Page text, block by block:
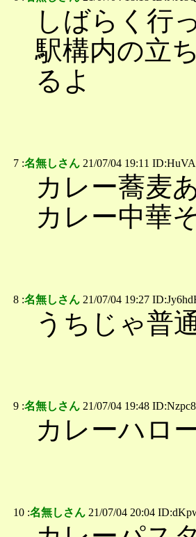
しばらく行
駅構内の立
るよ
7 :名無しさん 21/07/04 19:11
カレー蕎麦
カレー中華
8 :名無しさん 21/07/04 19:27
うちじゃ普
9 :名無しさん 21/07/04 19:48
カレーハロ
10 :名無しさん 21/07/04 20:04